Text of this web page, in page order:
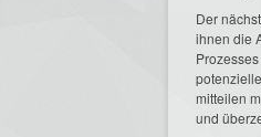
Der
ihnen die
mitteilen
und